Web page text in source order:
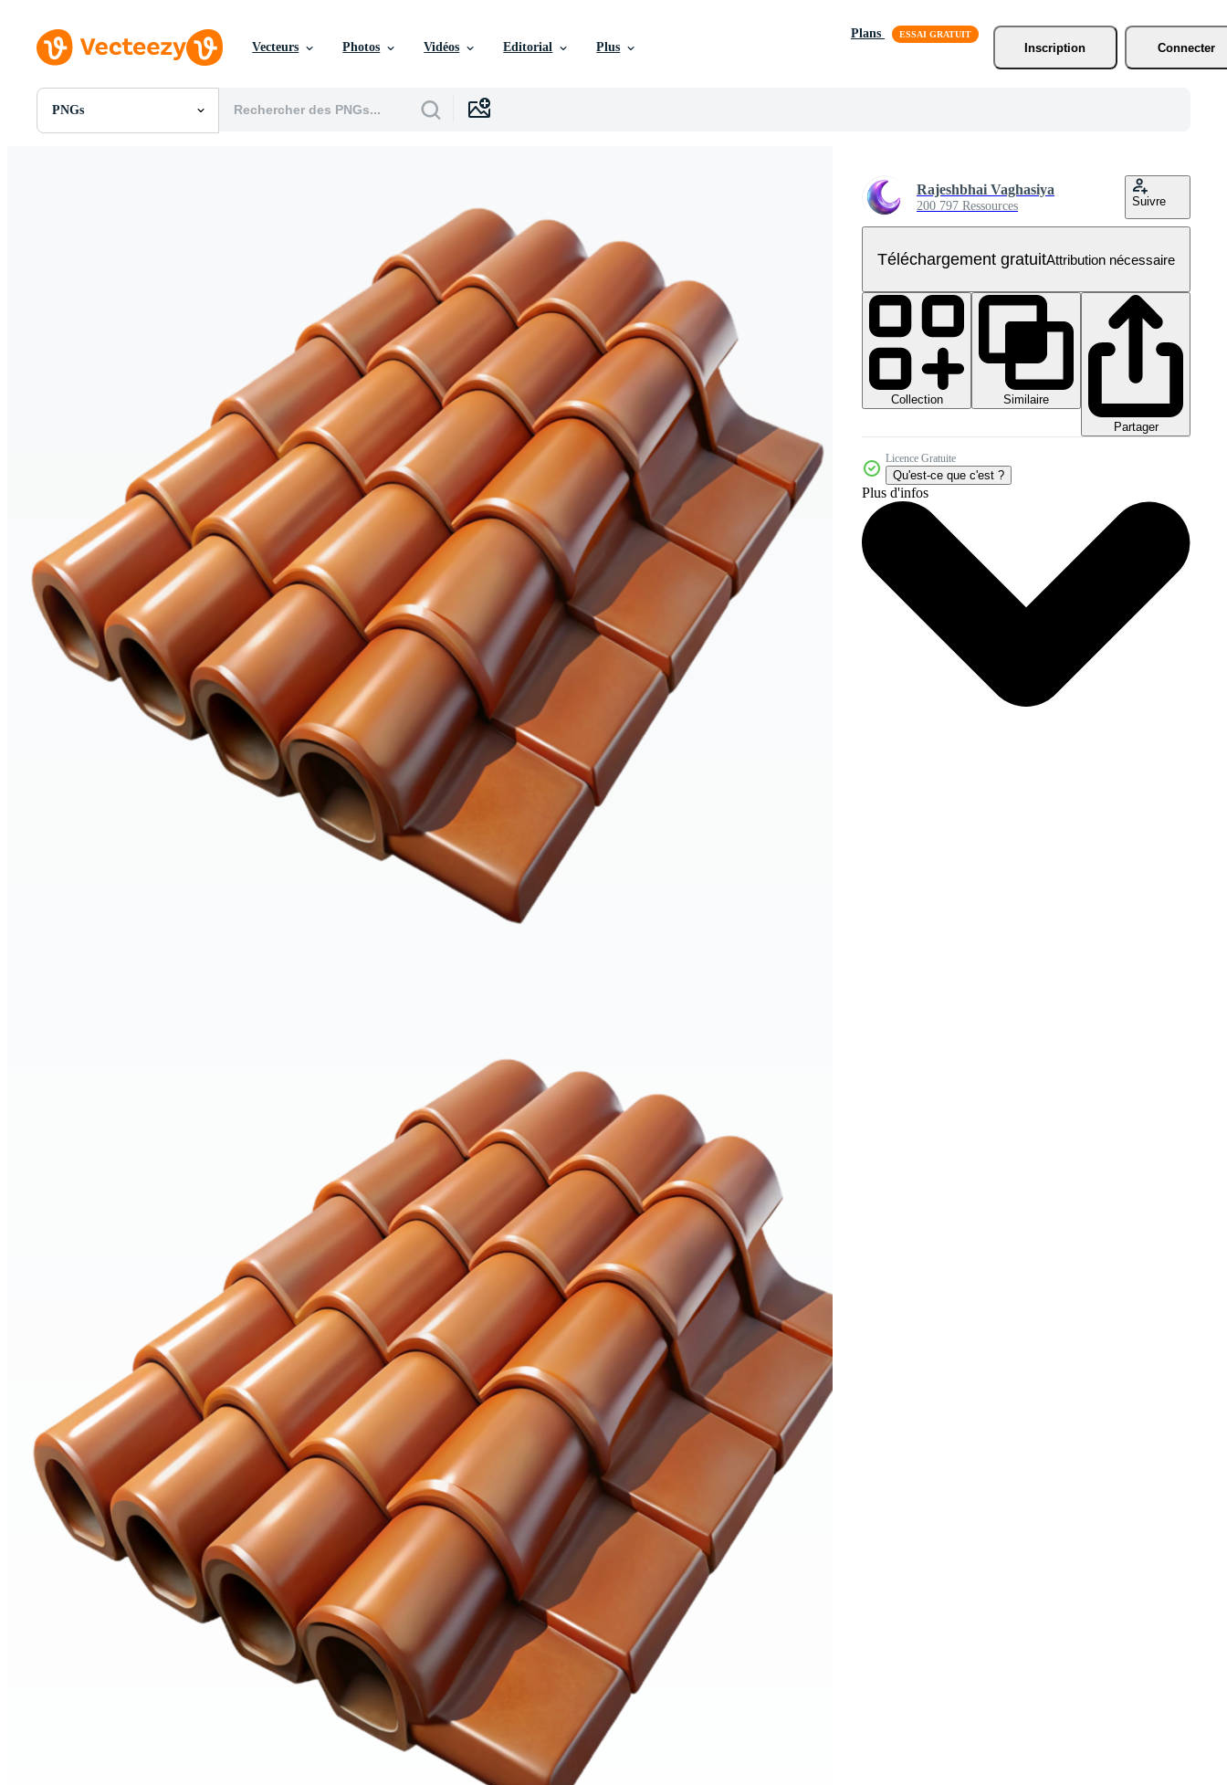
Vecteurs Photos Vidéos Editorial Plus
Plans
Inscription
Connecter
PNGs
Toutes Images
Rajeshbhai Vaghasiya
200 797 Ressources Suivre
Téléchargement gratuitAttribution nécessaire
Collection
Similaire
Partager
Licence Gratuite
Qu'est-ce que c'est ?
Plus d'infos